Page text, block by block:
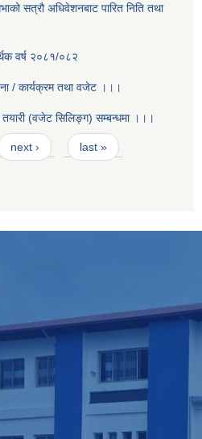
सत्रौ अधिवेशनबाट पारित निति तथा
वर्ष २०८१/०८२
/ कार्यक्रम तथा वजेट ।।।
तयारी (वजेट सिलिङ्ग) सम्बन्धमा ।।।
next › last »